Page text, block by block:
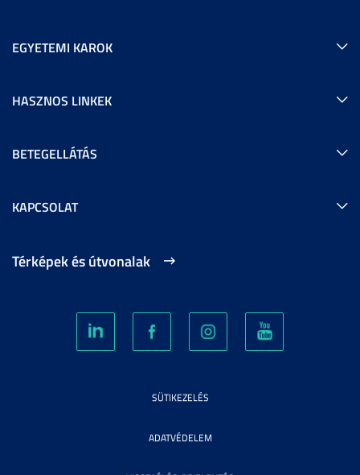
EGYETEMI KAROK
HASZNOS LINKEK
BETEGELLÁTÁS
KAPCSOLAT
Térképek és útvonalak
SÜTIKEZELÉS
ADATVÉDELEM